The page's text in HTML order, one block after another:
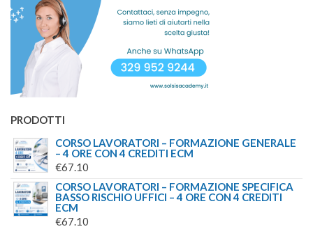
PRODOTTI
CORSO LAVORATORI – FORMAZIONE GENERALE
– 4 ORE CON 4 CREDITI ECM
€67.10
CORSO LAVORATORI – FORMAZIONE SPECIFICA
BASSO RISCHIO UFFICI – 4 ORE CON 4 CREDITI
ECM
€67.10